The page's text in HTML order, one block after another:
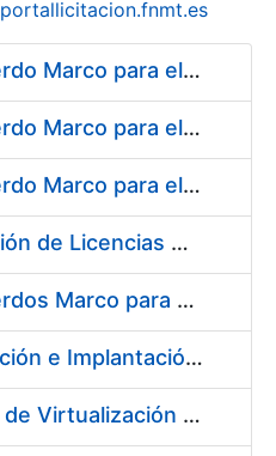
portallicitacion.fnmt.es
Suscripción de Acuerdo Marco para el Suministro de Material de Hierro para la Fábrica de Papel de Seguridad de la FNMT-RCM en Burgos
Suscripción de Acuerdo Marco para el Suministro de Material de Neumática para la Fábrica de Papel de Seguridad de la FNMT-RCM en Burgos
Suscripción de Acuerdo Marco para el Suministro de Material de Acero Inoxidable para la Fábrica de Papel de Seguridad de la FNMT-RCM en Burgos
Servicio de Renovación de Licencias Adobe
Suscripción de Acuerdos Marco para el Suministro de Equipos de Protección Individual (EPI’s)
Servicios de Adquisición e Implantación de un Sistema de Gestión Corporativa e Integrada de la Prevención de Riesgos Laborales
Adquisición Sistema de Virtualización VMWARE CERES